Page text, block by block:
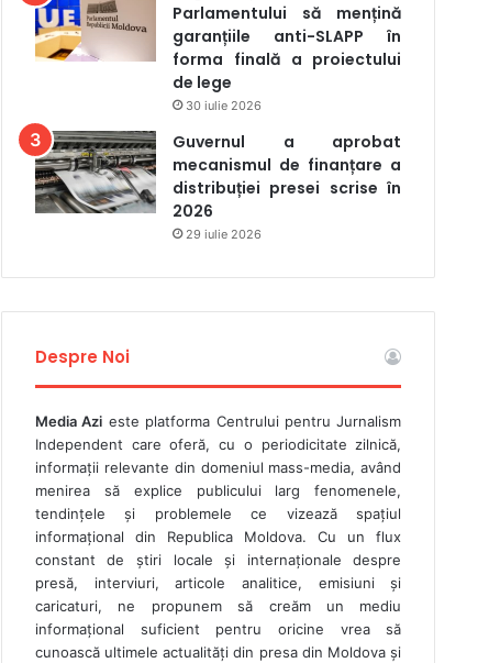
Parlamentului să mențină
garanțiile anti-SLAPP în
forma finală a proiectului
de lege
30 iulie 2026
Guvernul a aprobat
mecanismul de finanțare a
distribuției presei scrise în
2026
29 iulie 2026
Despre Noi
Media Azi este platforma Centrului pentru Jurnalism
Independent care oferă, cu o periodicitate zilnică,
informații relevante din domeniul mass-media, având
menirea să explice publicului larg fenomenele,
tendințele și problemele ce vizează spațiul
informațional din Republica Moldova. Cu un flux
constant de ştiri locale şi internaţionale despre
presă, interviuri, articole analitice, emisiuni și
caricaturi, ne propunem să creăm un mediu
informaţional suficient pentru oricine vrea să
cunoască ultimele actualităţi din presa din Moldova şi